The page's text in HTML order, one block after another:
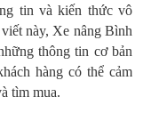
tin và kiến thức vô
này, Xe nâng Bình
thông tin cơ bản
hàng có thể cảm
tìm mua.